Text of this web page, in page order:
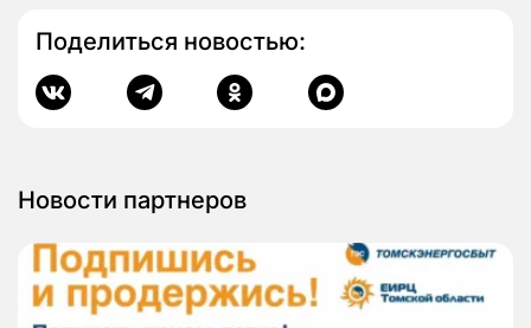
Поделиться новостью:
Новости партнеров